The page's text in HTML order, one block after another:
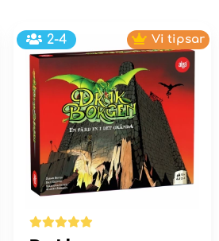
2-4 Vi tipsar